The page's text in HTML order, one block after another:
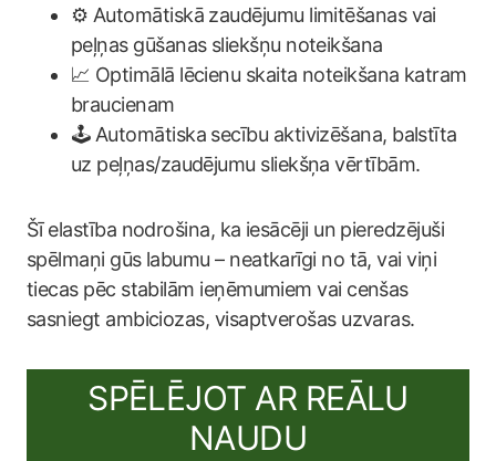
⚙️ Automātiskā zaudējumu limitēšanas vai
peļņas gūšanas sliekšņu noteikšana
📈 Optimālā lēcienu skaita noteikšana katram
braucienam
🕹️ Automātiska secību aktivizēšana, balstīta
uz peļņas/zaudējumu sliekšņa vērtībām.
Šī elastība nodrošina, ka iesācēji un pieredzējuši
spēlmaņi gūs labumu – neatkarīgi no tā, vai viņi
tiecas pēc stabilām ieņēmumiem vai cenšas
sasniegt ambiciozas, visaptverošas uzvaras.
SPĒLĒJOT AR REĀLU
NAUDU